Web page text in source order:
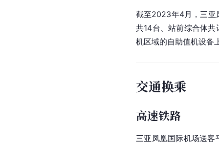
截至2023年4月，三亚
共14台、站前综合体
机区域的自助值机设备
交通换乘
高速铁路
三亚凤凰国际机场送